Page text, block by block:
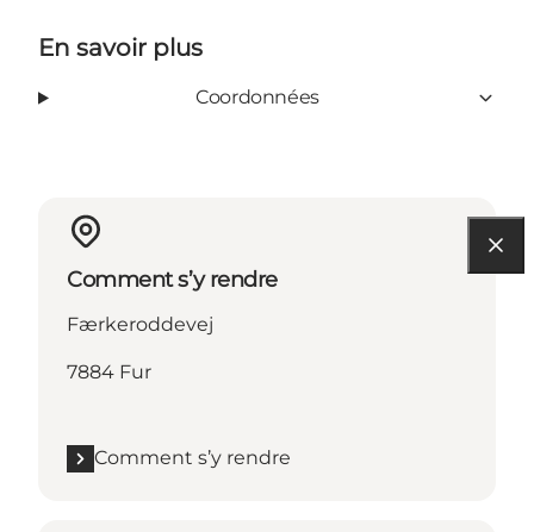
En savoir plus
Coordonnées
Comment s’y rendre
Færkeroddevej
7884 Fur
Comment s’y rendre